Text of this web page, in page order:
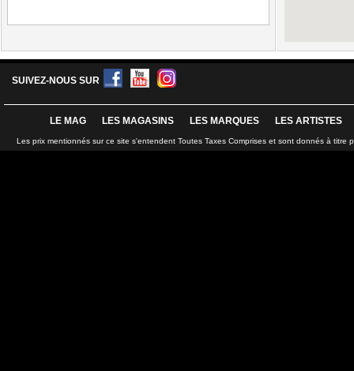
SUIVEZ-NOUS SUR
LE MAG LES MAGASINS LES MARQUES LES ARTISTES
Les prix mentionnés sur ce site s'entendent Toutes Taxes Comprises et sont donnés à